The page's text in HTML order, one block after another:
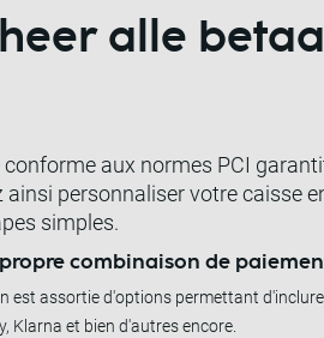
alle
conforme aux normes PCI
ainsi personnaliser votre caisse
simples.
combinaison de
est assortie d'options permettant
Klarna et bien d'autres encore.